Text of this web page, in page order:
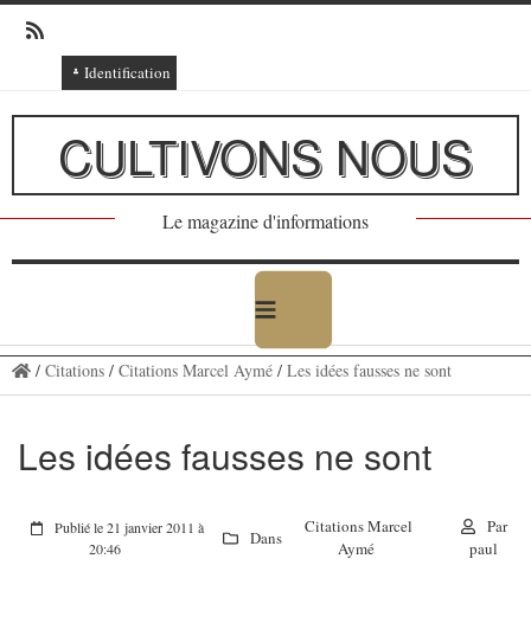
Identification
Connexion
Connexion via Facebook
Inscription
Ajout texte ou poème
CULTIVONS NOUS
Le magazine d'informations
/ Citations/ Citations Marcel Aymé/ Les idées fausses ne sont
Les idées fausses ne sont
Publié le 21 janvier 2011 à
20:46
Dans
Citations Marcel
Aymé
Par
paul